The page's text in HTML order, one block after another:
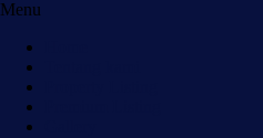
Menu